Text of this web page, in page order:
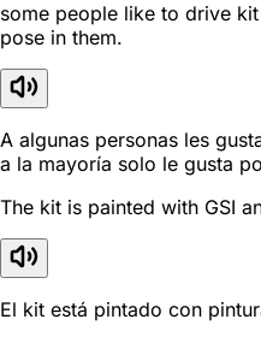
some people like to drive
pose in them.
A algunas personas les
a la mayoría solo le gusta
The kit is painted with GSI
El kit está pintado con